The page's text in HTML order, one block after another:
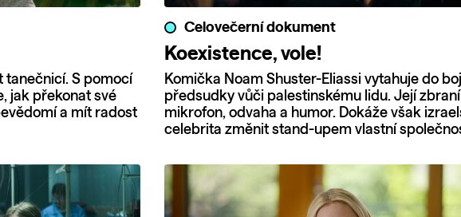
tanečnicí. S pomocí
jak překonat své
a mít radost
Celovečerní dokument
Koexistence, vole!
Komička Noam Shuster-Eliassi vytahuje do
předsudky vůči palestinskému lidu. Její
mikrofon, odvaha a humor. Dokáže však
celebrita změnit stand-upem vlastní